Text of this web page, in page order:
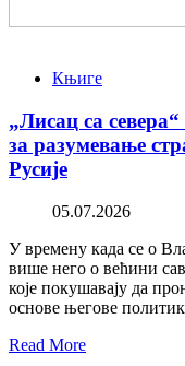
Књиге
„Лисац са
за разумевање
Русије
05.07.2026
У времену када се о
више него о већини
које покушавају да
основе његове
Read More